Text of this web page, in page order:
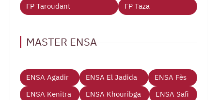
FP Taroudant
FP Taza
MASTER ENSA
ENSA Agadir ENSA El Jadida
ENSA Fès
ENSA Kenitra
ENSA Khouribga
ENSA Safi